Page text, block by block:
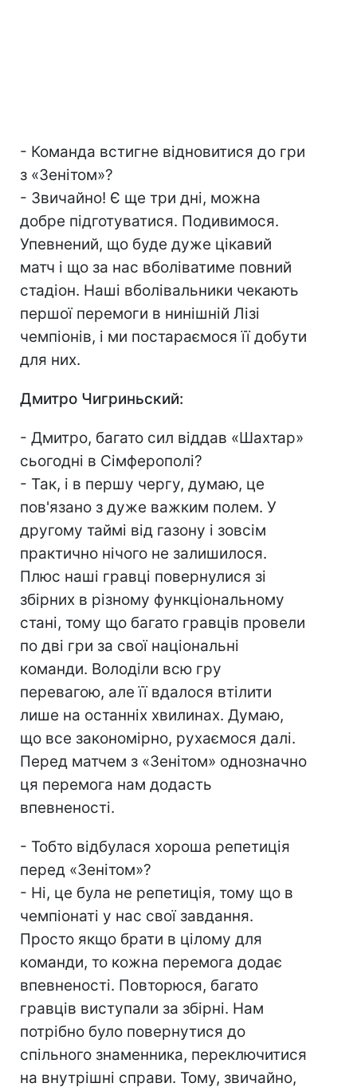
- Команда встигне відновитися до гри
з «Зенітом»?
- Звичайно! Є ще три дні, можна
добре підготуватися. Подивимося.
Упевнений, що буде дуже цікавий
матч і що за нас вболіватиме повний
стадіон. Наші вболівальники чекають
першої перемоги в нинішній Лізі
чемпіонів, і ми постараємося її добути
для них.
Дмитро Чигриньский:
- Дмитро, багато сил віддав «Шахтар»
сьогодні в Сімферополі?
- Так, і в першу чергу, думаю, це
пов'язано з дуже важким полем. У
другому таймі від газону і зовсім
практично нічого не залишилося.
Плюс наші гравці повернулися зі
збірних в різному функціональному
стані, тому що багато гравців провели
по дві гри за свої національні
команди. Володіли всю гру
перевагою, але її вдалося втілити
лише на останніх хвилинах. Думаю,
що все закономірно, рухаємося далі.
Перед матчем з «Зенітом» однозначно
ця перемога нам додасть
впевненості.
- Тобто відбулася хороша репетиція
перед «Зенітом»?
- Ні, це була не репетиція, тому що в
чемпіонаті у нас свої завдання.
Просто якщо брати в цілому для
команди, то кожна перемога додає
впевненості. Повторюся, багато
гравців виступали за збірні. Нам
потрібно було повернутися до
спільного знаменника, переключитися
на внутрішні справи. Тому, звичайно,